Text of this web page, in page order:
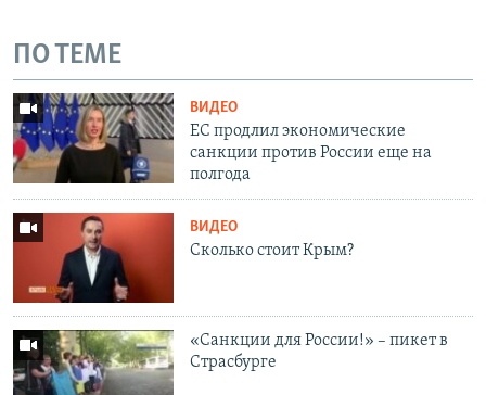
ПО ТЕМЕ
ВИДЕО
ЕС продлил экономические
санкции против России еще на
полгода
ВИДЕО
Сколько стоит Крым?
«Санкции для России!» – пикет в
Страсбурге